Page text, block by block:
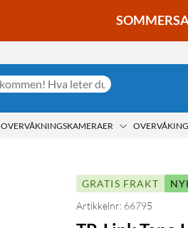
OVERVÅKNINGSKAMERAER
GRATIS FRAKT
Artikkelnr: 66795